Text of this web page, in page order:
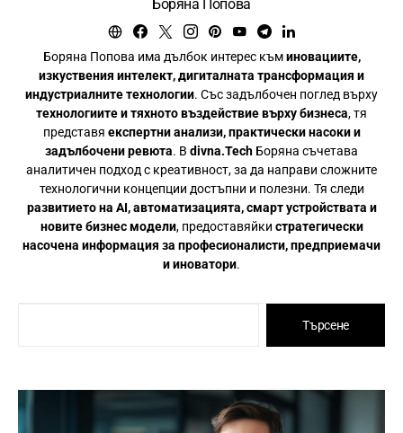
Боряна Попова
Боряна Попова има дълбок интерес къминовациите,
изкуствения интелект, дигиталната трансформация и
индустриалните технологии. Със задълбочен поглед върху
технологиите и тяхното въздействие върху бизнеса, тя
представя експертни анализи, практически насоки и
задълбочени ревюта. В divna.Tech Боряна съчетава
аналитичен подход с креативност, за да направи сложните
технологични концепции достъпни и полезни. Тя следи
развитието на AI, автоматизацията, смарт устройствата и
новите бизнес модели, предоставяйки стратегически
насочена информация за професионалисти, предприемачи
и иноватори.
Търсене